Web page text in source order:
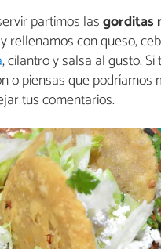
partimos lasgorditas
rellenamos con queso,
, cilantro y salsa al gusto.
o piensas que podríamos
tus comentarios.